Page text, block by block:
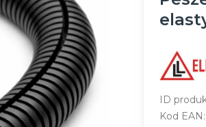
ID
Kod EAN: